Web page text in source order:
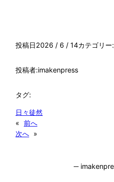
投稿日2026 / 6 / 14カテゴリー:
投稿者:imakenpress
タグ:
日々徒然
« 前へ
次へ »
─